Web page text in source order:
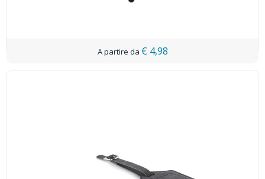
€ 4,98